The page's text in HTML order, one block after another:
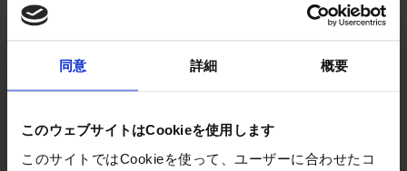
同意 詳細 概要
このウェブサイトはCookieを使用します
このサイトではCookieを使って、ユーザーに合わせたコ